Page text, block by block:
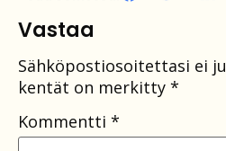
Vastaa
Sähköpostiosoitettasi ei
kentät on merkitty *
Kommentti *